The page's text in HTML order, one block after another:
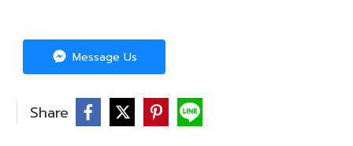
Message Us
Share